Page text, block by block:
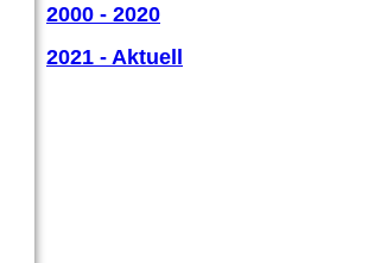
2000 - 2020
2021 - Aktuell